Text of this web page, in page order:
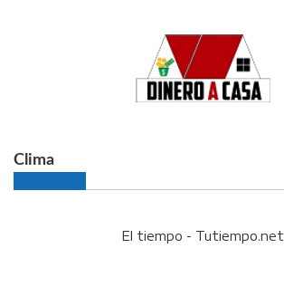
Clima
El tiempo - Tutiempo.net